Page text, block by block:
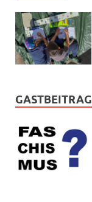
GASTBEITRAG